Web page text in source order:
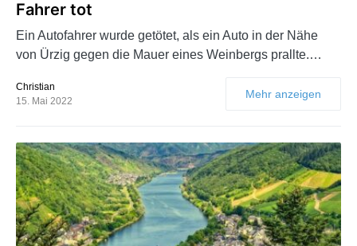
Fahrer tot
Ein Autofahrer wurde getötet, als ein Auto in der Nähe
von Ürzig gegen die Mauer eines Weinbergs prallte.…
Christian
15. Mai 2022
Mehr anzeigen